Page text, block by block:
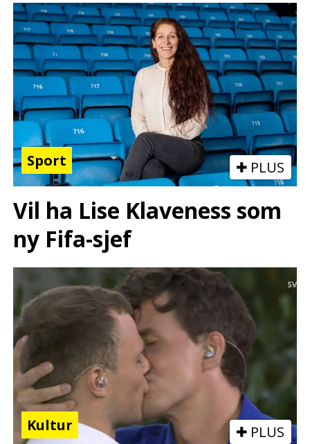
Sport PLUS
Vil ha Lise Klaveness som
ny Fifa-sjef
Kultur PLUS